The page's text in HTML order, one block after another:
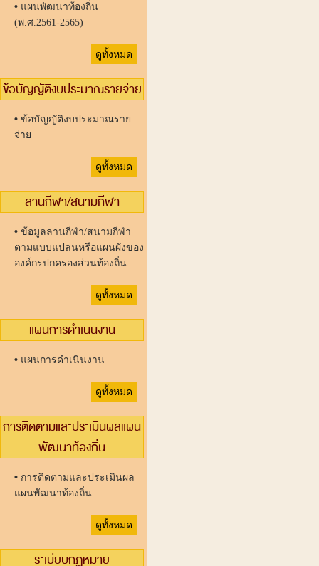
• แผนพัฒนาท้องถิ่น
(พ.ศ.2561-2565)
ดูทั้งหมด
ข้อบัญญัติงบประมาณรายจ่าย
• ข้อบัญญัติงบประมาณราย
จ่าย
ดูทั้งหมด
ลานกีฬา/สนามกีฬา
• ข้อมูลลานกีฬา/สนามกีฬา
ตามแบบแปลนหรือแผนผังของ
องค์กรปกครองส่วนท้องถิ่น
ดูทั้งหมด
แผนการดำเนินงาน
• แผนการดำเนินงาน
ดูทั้งหมด
การติดตามและประเมินผลแผน
พัฒนาท้องถิ่น
• การติดตามและประเมินผล
แผนพัฒนาท้องถิ่น
ดูทั้งหมด
ระเบียบกฏหมาย